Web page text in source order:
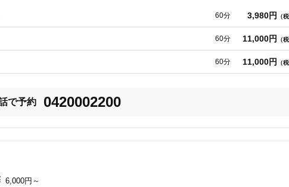
所沢市 変更する
術メニューをご用意しております。
60分 3,980円 （
60分 11,000円 （
60分 11,000円 （
で予約 0420002200
6,000円～